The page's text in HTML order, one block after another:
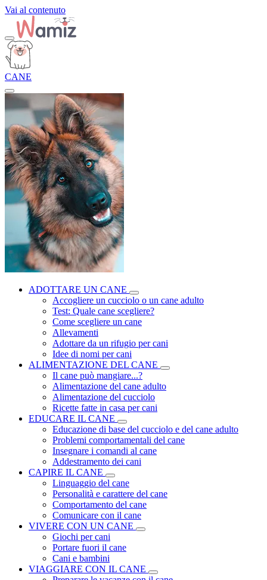
Vai al contenuto
CANE
ADOTTARE UN CANE
Accogliere un cucciolo o un cane adulto
Test: Quale cane scegliere?
Come scegliere un cane
Allevamenti
Adottare da un rifugio per cani
Idee di nomi per cani
ALIMENTAZIONE DEL CANE
Il cane può mangiare...?
Alimentazione del cane adulto
Alimentazione del cucciolo
Ricette fatte in casa per cani
EDUCARE IL CANE
Educazione di base del cucciolo e del cane adulto
Problemi comportamentali del cane
Insegnare i comandi al cane
Addestramento dei cani
CAPIRE IL CANE
Linguaggio del cane
Personalità e carattere del cane
Comportamento del cane
Comunicare con il cane
VIVERE CON UN CANE
Giochi per cani
Portare fuori il cane
Cani e bambini
VIAGGIARE CON IL CANE